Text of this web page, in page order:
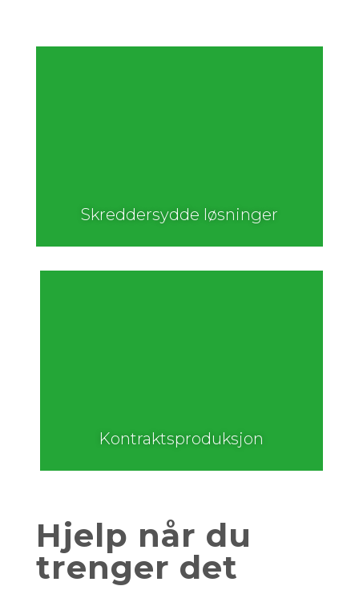
Skreddersydde løsninger
Kontraktsproduksjon
Hjelp når du
trenger det